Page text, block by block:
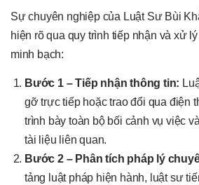
Sự chuyên nghiệp của Luật Sư Bùi
hiện rõ qua quy trình tiếp nhận và xử
minh bạch:
Bước 1 – Tiếp nhận thông tin:
gỡ trực tiếp hoặc trao đổi qua điện
trình bày toàn bộ bối cảnh vụ việc
tài liệu liên quan.
Bước 2 – Phân tích pháp lý
tảng luật pháp hiện hành, luật sư